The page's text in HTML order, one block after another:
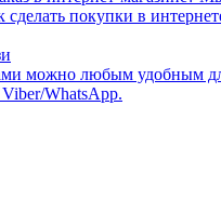
сделать покупки в
можно любым удобным
WhatsApp.